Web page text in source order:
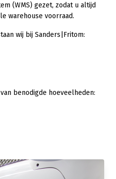
(WMS) gezet, zodat u altijd
warehouse voorraad.
wij bij Sanders|Fritom:
benodigde hoeveelheden: